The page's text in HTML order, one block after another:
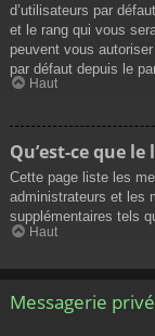
d’utilisateurs par
et le rang qui vous
peuvent vous
par défaut depuis le
Haut
Qu’est-ce que le
Cette page liste les
administrateurs et les
supplémentaires tels
Haut
Messagerie